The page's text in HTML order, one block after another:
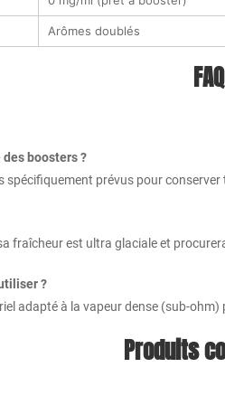
Arômes doublés
des boosters ?
spécifiquement prévus pour
fraîcheur est ultra glaciale et
?
adapté à la vapeur dense (sub-
Produits